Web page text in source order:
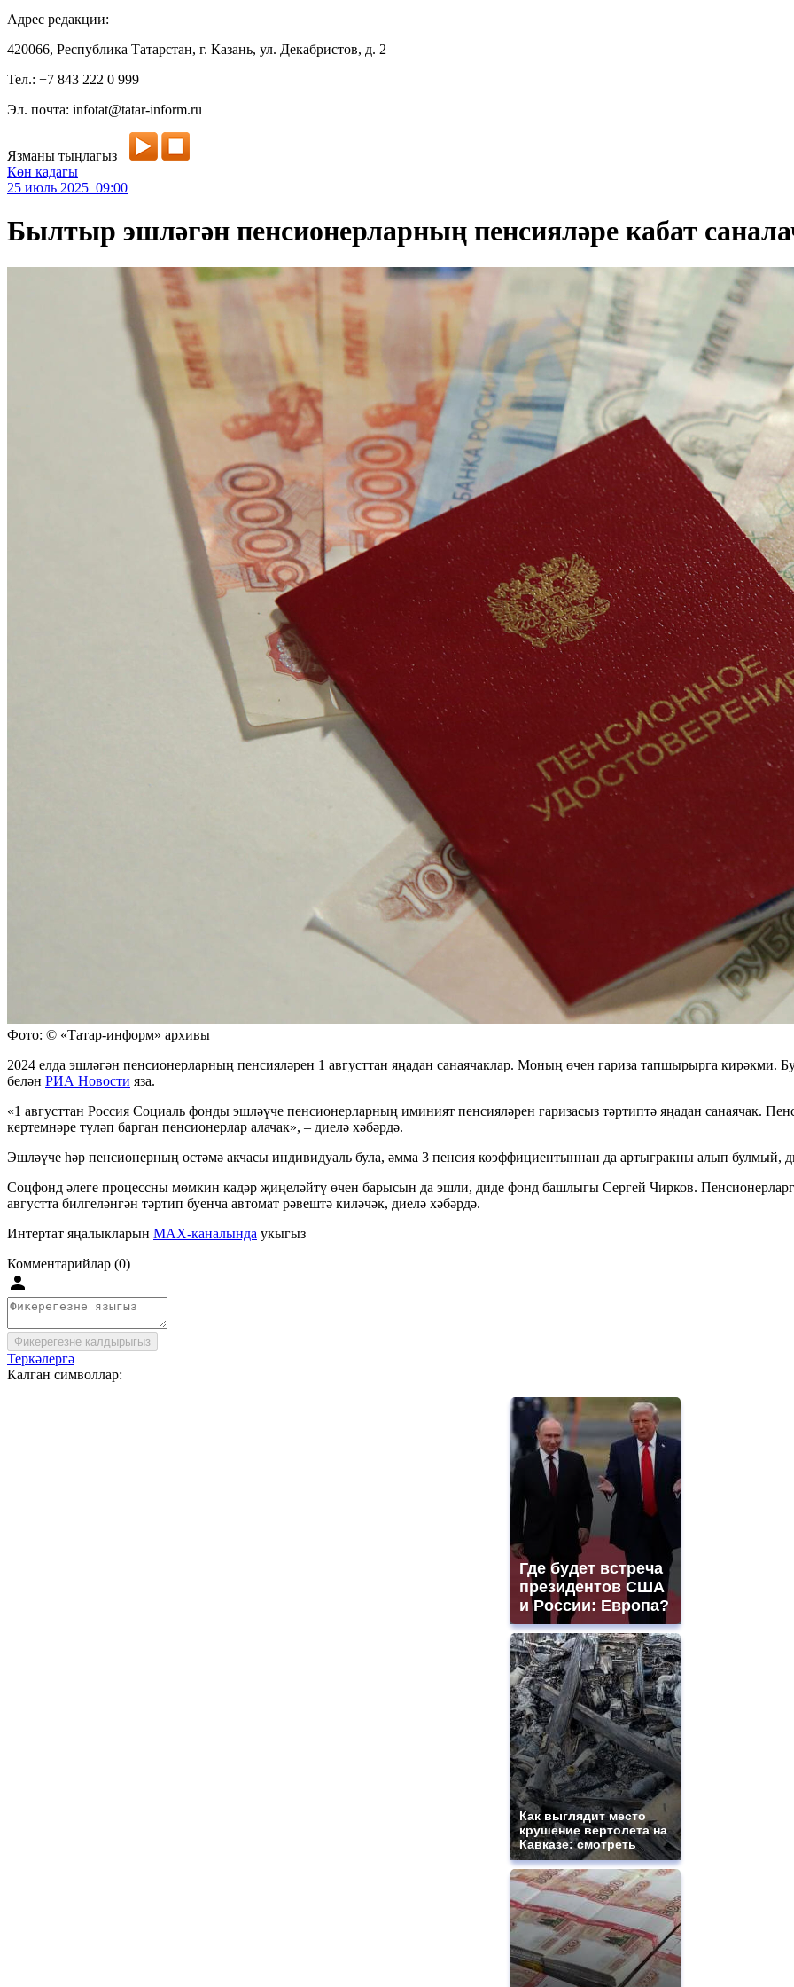
Адрес редакции:
420066, Республика Татарстан, г. Казань, ул. Декабристов, д. 2
Тел.: +7 843 222 0 999
Эл. почта: infotat@tatar-inform.ru
Язманы тыңлагыз
Көн кадагы
25 июль 2025 09:00
Былтыр эшләгән пенсионерларның пенсияләре кабат
Фото: © «Татар-информ» архивы
2024 елда эшләгән пенсионерларның пенсияләрен 1 августтан яңадан санаячаклар. Моның өчен гариза тапшырырга кирәкми.
белән РИА Новости яза.
«1 августтан Россия Социаль фонды эшләүче пенсионерларның иминият пенсияләрен гаризасыз тәртиптә яңадан санаячак.
кертемнәре түләп барган пенсионерлар алачак», – диелә хәбәрдә.
Эшләүче һәр пенсионерның өстәмә акчасы индивидуаль була, әмма 3 пенсия коэффициентыннан да артыгракны алып булмый,
Соцфонд әлеге процессны мөмкин кадәр җиңеләйтү өчен барысын да эшли, диде фонд башлыгы Сергей Чирков.
августта билгеләнгән тәртип буенча автомат рәвештә киләчәк, диелә хәбәрдә.
Интертат яңалыкларын MAX-каналында укыгыз
Комментарийлар (0)
Фикерегезне калдырыгыз
Теркәлергә
Калган символлар:
Где будет встреча
президентов США
и России: Европа?
Как выглядит место
крушение вертолета на
Кавказе: смотреть